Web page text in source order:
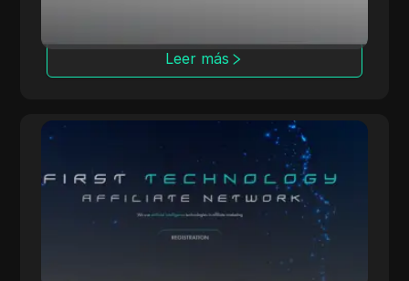
Leer más
OpenAFF utiliza inteligencia artificial para
aumentar las tasas de conversión de tráfico.
Ofrece acuerdos de CPA, CPL y CRG y apoya
campañas en más de 100 países.